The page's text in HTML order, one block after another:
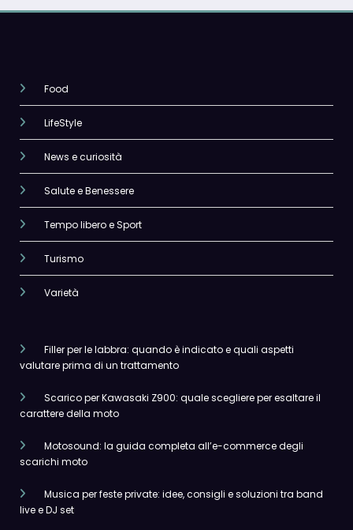
Food
LifeStyle
News e curiosità
Salute e Benessere
Tempo libero e Sport
Turismo
Varietà
Filler per le labbra: quando è indicato e quali aspetti
valutare prima di un trattamento
Scarico per Kawasaki Z900: quale scegliere per esaltare il
carattere della moto
Motosound: la guida completa all’e-commerce degli
scarichi moto
Musica per feste private: idee, consigli e soluzioni tra band
live e DJ set